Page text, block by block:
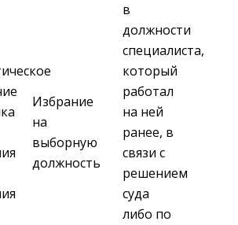
Избрание
на
выборную
должность
в
должности
специалиста,
который
работал
на ней
ранее, в
связи с
решением
суда
либо по